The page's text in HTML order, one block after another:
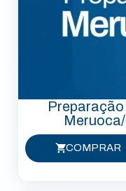
COMPRAR